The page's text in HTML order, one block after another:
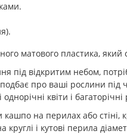
матового пластика, який
під відкритим небом,
про ваші рослини під
квіти і
кашпо на перилах або
і кутові перила